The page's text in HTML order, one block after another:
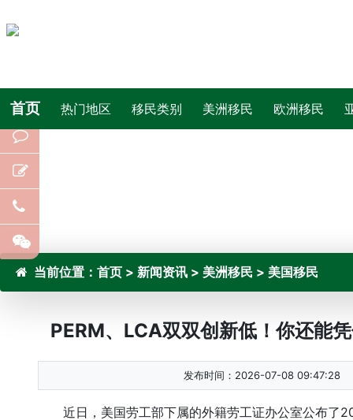
首页 热门地区 移民类别 美洲移民 欧洲移民
当前位置： 首页 > 新闻资讯 > 美洲移民 > 美国移民
PERM、LCA双双创新低！你还能
发布时间：2026-07-08 09:47:28
近日，美国劳工部下属的外籍劳工证办公室公布了